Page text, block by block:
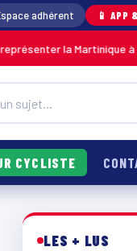
adhérent 📱 APP
la Martinique à Miss
CYCLISTE
LES + LUS